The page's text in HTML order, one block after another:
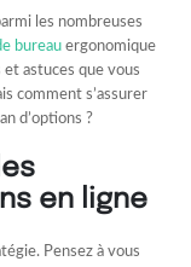
les nombreuses
bureau ergonomique
astuces que vous
comment s’assurer
d’options ?
en ligne
Pensez à vous